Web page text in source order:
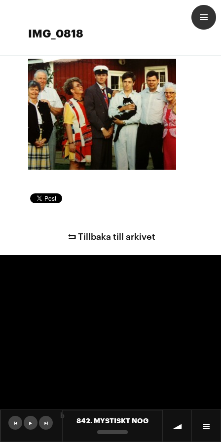
IMG_0818
Tillbaka till arkivet
842. MYSTISKT NOG
b